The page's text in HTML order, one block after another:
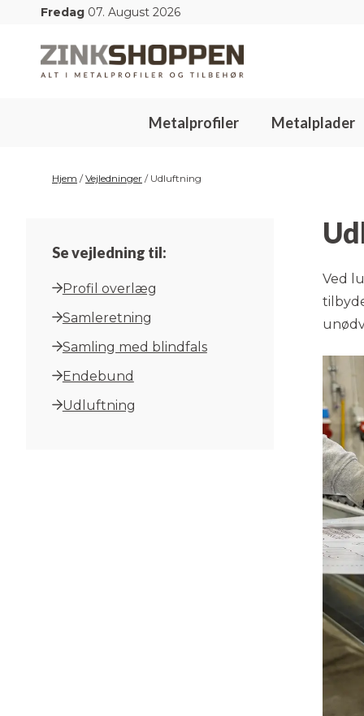
indhold
Fredag 07. August 2026
Metalprofiler Metalplader
Hjem /Vejledninger / Udluftning
Se vejledning til:
Profil overlæg
Samleretning
Samling med blindfals
Endebund
Udluftning
Ved